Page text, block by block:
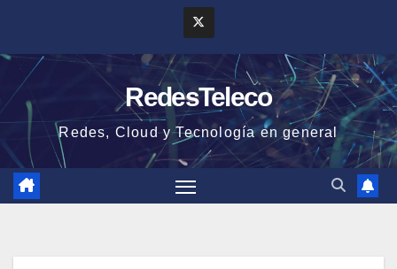
contenido
RedesTeleco
Redes, Cloud y Tecnología en general